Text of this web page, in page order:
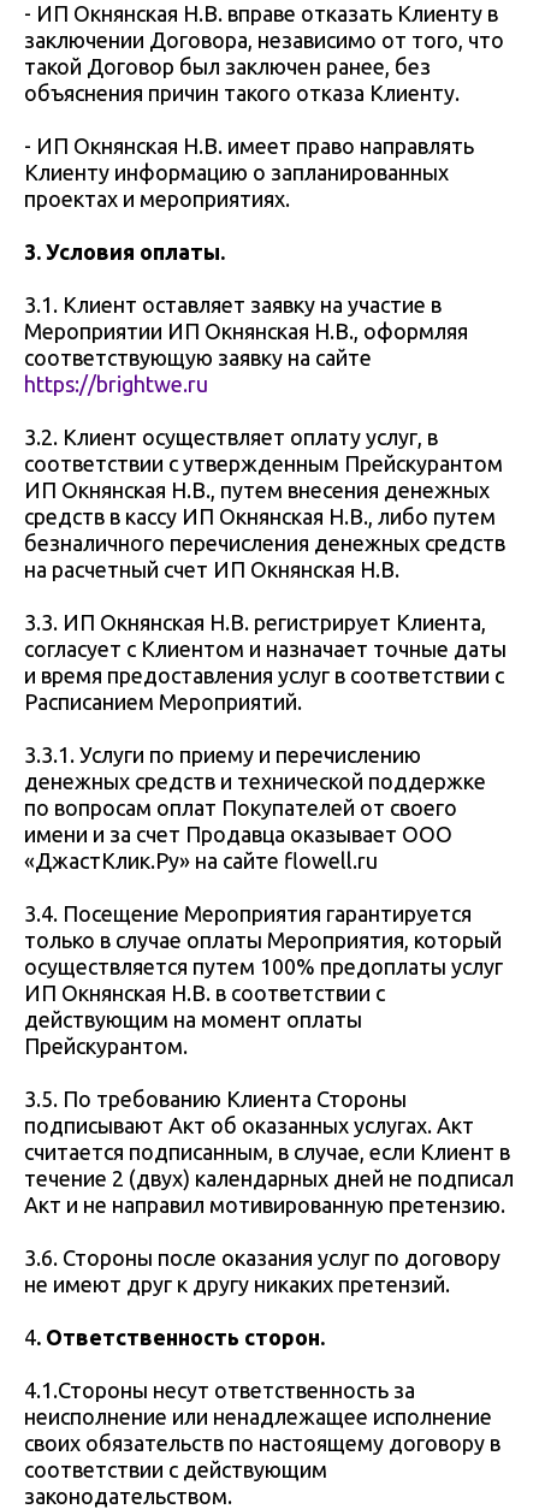
- ИП Окнянская Н.В. вправе отказать Клиенту в
заключении Договора, независимо от того, что
такой Договор был заключен ранее, без
объяснения причин такого отказа Клиенту.
- ИП Окнянская Н.В. имеет право направлять
Клиенту информацию о запланированных
проектах и мероприятиях.
3. Условия оплаты.
3.1. Клиент оставляет заявку на участие в
Мероприятии ИП Окнянская Н.В., оформляя
соответствующую заявку на сайте
https://brightwe.ru
3.2. Клиент осуществляет оплату услуг, в
соответствии с утвержденным Прейскурантом
ИП Окнянская Н.В., путем внесения денежных
средств в кассу ИП Окнянская Н.В., либо путем
безналичного перечисления денежных средств
на расчетный счет ИП Окнянская Н.В.
3.3. ИП Окнянская Н.В. регистрирует Клиента,
согласует с Клиентом и назначает точные даты
и время предоставления услуг в соответствии с
Расписанием Мероприятий.
3.3.1. Услуги по приему и перечислению
денежных средств и технической поддержке
по вопросам оплат Покупателей от своего
имени и за счет Продавца оказывает ООО
«ДжастКлик.Ру» на сайте flowell.ru
3.4. Посещение Мероприятия гарантируется
только в случае оплаты Мероприятия, который
осуществляется путем 100% предоплаты услуг
ИП Окнянская Н.В. в соответствии с
действующим на момент оплаты
Прейскурантом.
3.5. По требованию Клиента Стороны
подписывают Акт об оказанных услугах. Акт
считается подписанным, в случае, если Клиент в
течение 2 (двух) календарных дней не подписал
Акт и не направил мотивированную претензию.
3.6. Стороны после оказания услуг по договору
не имеют друг к другу никаких претензий.
4. Ответственность сторон.
4.1.Стороны несут ответственность за
неисполнение или ненадлежащее исполнение
своих обязательств по настоящему договору в
соответствии с действующим
законодательством.